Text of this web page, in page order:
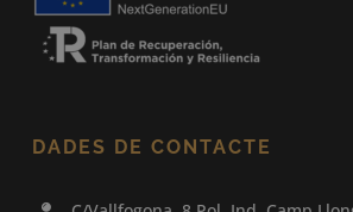
DADES DE CONTACTE